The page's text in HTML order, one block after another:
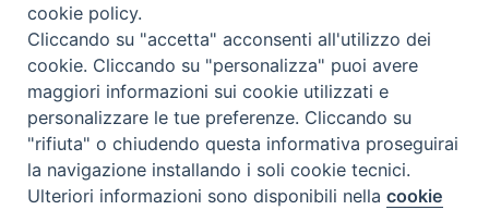
Notizie nazionali
Download
Amministrazione Trasparente
Privacy e cookie policy
Copyright ©2024 - All Rights Reserved
Preferenze Cookie
cookie policy.
Cliccando su "accetta" acconsenti all'utilizzo dei
cookie. Cliccando su "personalizza" puoi avere
maggiori informazioni sui cookie utilizzati e
personalizzare le tue preferenze. Cliccando su
"rifiuta" o chiudendo questa informativa proseguirai
la navigazione installando i soli cookie tecnici.
Ulteriori informazioni sono disponibili nellacookie